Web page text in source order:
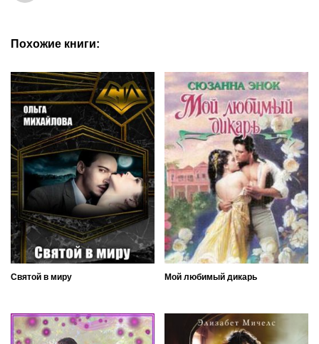
Похожие книги:
Святой в миру Мой любимый дикарь